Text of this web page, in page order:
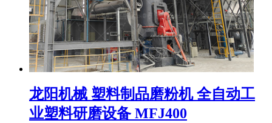
龙阳机械 塑料制品磨粉机 全自动工
业塑料研磨设备 MFJ400